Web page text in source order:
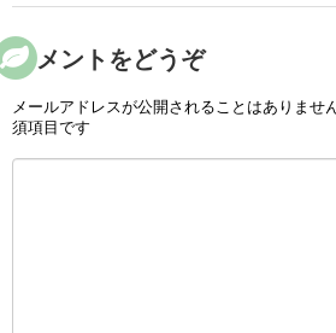
コメントをどうぞ
メールアドレスが公開されることはありません
須項目です